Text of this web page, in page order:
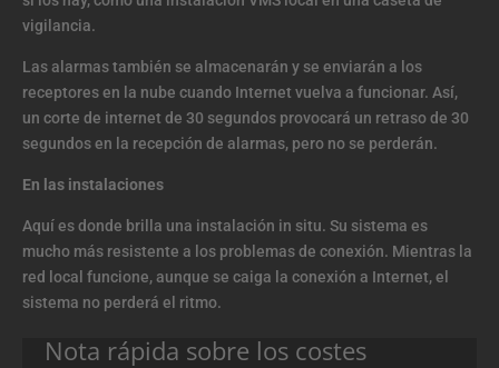
vigilancia.
Las alarmas también se almacenarán y se enviarán a los
receptores en la nube cuando Internet vuelva a funcionar. Así,
un corte de internet de 30 segundos provocará un retraso de 30
segundos en la recepción de alarmas, pero no se perderán.
En las instalaciones
Aquí es donde brilla una instalación in situ. Su sistema es
mucho más resistente a los problemas de conexión. Mientras la
red local funcione, aunque se caiga la conexión a Internet, el
sistema no perderá el ritmo.
Nota rápida sobre los costes